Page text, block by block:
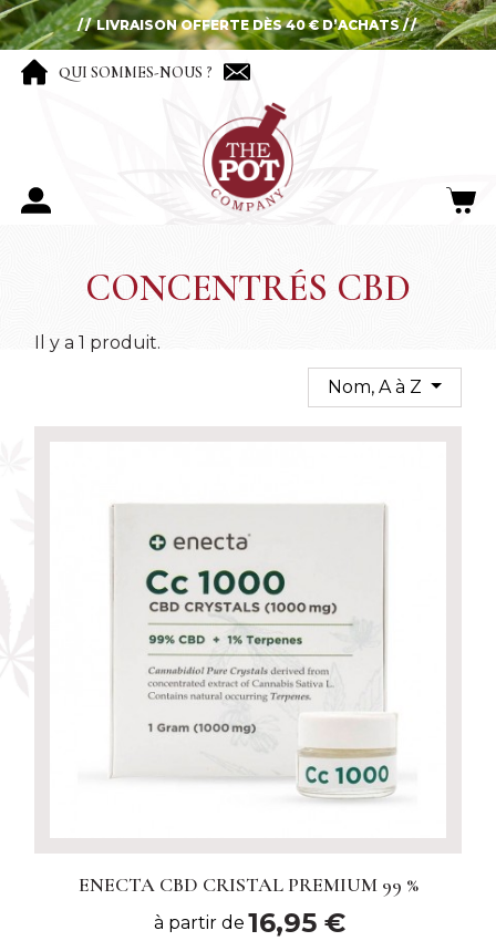
LIVRAISON OFFERTE DÈS 40 € D’ACHATS
QUI SOMMES-NOUS ?
CONCENTRÉS CBD
Il y a 1 produit.
Nom, A à Z
ENECTA CBD CRISTAL PREMIUM 99 %
à partir de 16,95 €